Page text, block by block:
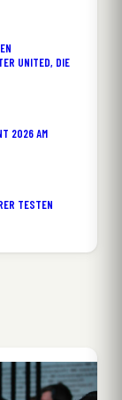
UNITED, DIE
2026 AM M
TESTEN